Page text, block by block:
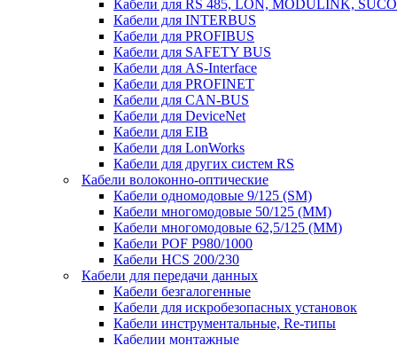
Кабели для RS 485, LON, MODULINK,
Кабели для INTERBUS
Кабели для PROFIBUS
Кабели для SAFETY BUS
Кабели для AS-Interface
Кабели для PROFINET
Кабели для CAN-BUS
Кабели для DeviceNet
Кабели для EIB
Кабели для LonWorks
Кабели для других систем RS
Кабели волоконно-оптические
Кабели одномодовые 9/125 (SM)
Кабели многомодовые 50/125 (ММ)
Кабели многомодовые 62,5/125 (ММ)
Кабели POF P980/1000
Кабели HCS 200/230
Кабели для передачи данных
Кабели безгалогенные
Кабели для искробезопасных установок
Кабели инструментальные, Re-типы
Кабелии монтажные